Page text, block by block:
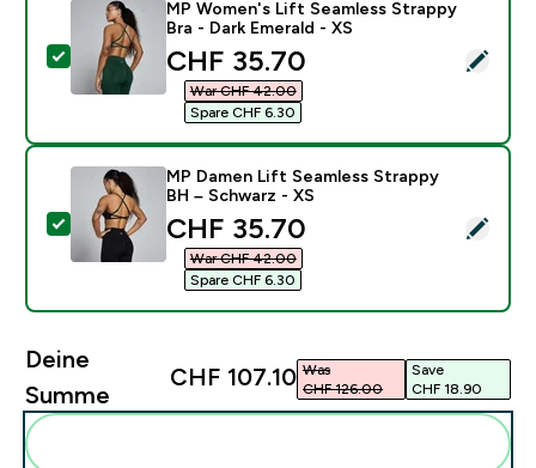
Dieses Produkt ausw�hlen - MP Women's Lift
MP Women's Lift Seamless Strappy
Bra - Dark Emerald - XS
discounted price
CHF 35.70‎
War CHF 42.00‎
Spare CHF 6.30‎
Dieses Produkt ausw�hlen - MP Damen Lift
MP Damen Lift Seamless Strappy
BH – Schwarz - XS
discounted price
CHF 35.70‎
War CHF 42.00‎
Spare CHF 6.30‎
Deine
Summe
CHF 107.10‎ Was
CHF 126.00‎
Save
CHF 18.90‎